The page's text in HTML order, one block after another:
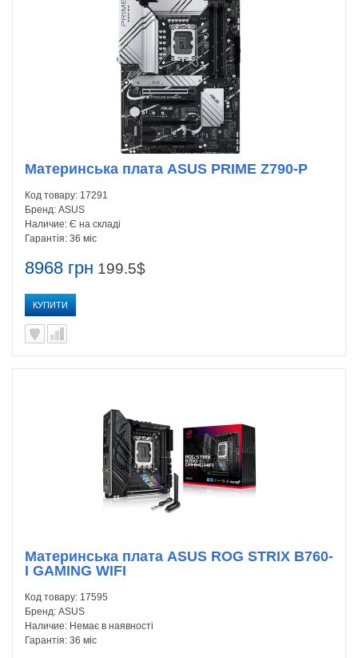
8968 грн 199.5$
КУПИТИ
Материнська плата ASUS PRIME Z790-P
Код товару: 17291
Бренд: ASUS
Наличие: Є на складі
Гарантія: 36 міс
Материнська плата ASUS ROG STRIX B760-
I GAMING WIFI
Код товару: 17595
Бренд: ASUS
Наличие: Немає в наявності
Гарантія: 36 міс